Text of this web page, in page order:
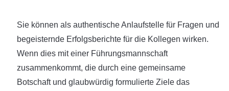
Sie können als authentische Anlaufstelle für Fragen und
begeisternde Erfolgsberichte für die Kollegen wirken.
Wenn dies mit einer Führungsmannschaft
zusammenkommt, die durch eine gemeinsame
Botschaft und glaubwürdig formulierte Ziele das